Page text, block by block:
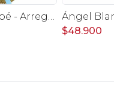
Sueños de bebé - Arreglo floral para nacimiento de niño en canasto con globo y pizarra
$48.900